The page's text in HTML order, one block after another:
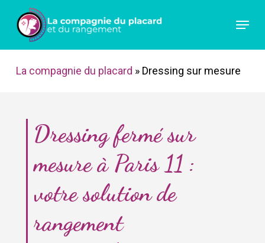
content
Menu
La compagnie du placard » Dressing sur mesure
Dressing fermé sur
mesure à Paris 11 :
votre solution de
rangement